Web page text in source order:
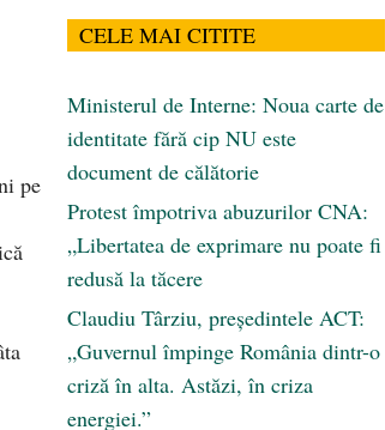
pe
CELE MAI CITITE
Ministerul de Interne: Noua carte de
identitate fără cip NU este
document de călătorie
Protest împotriva abuzurilor CNA:
„Libertatea de exprimare nu poate fi
redusă la tăcere
Claudiu Târziu, președintele ACT:
„Guvernul împinge România dintr-o
criză în alta. Astăzi, în criza
energiei.”